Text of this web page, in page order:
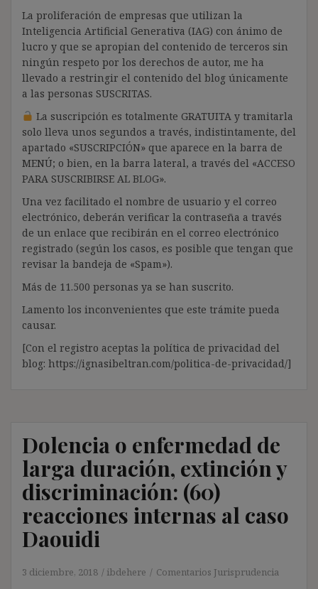
La proliferación de empresas que utilizan la
Inteligencia Artificial Generativa (IAG) con ánimo de
lucro y que se apropian del contenido de terceros sin
ningún respeto por los derechos de autor, me ha
llevado a restringir el contenido del blog únicamente
a las personas SUSCRITAS.
La suscripción es totalmente GRATUITA y tramitarla
solo lleva unos segundos a través, indistintamente, del
apartado «SUSCRIPCIÓN» que aparece en la barra de
MENÚ; o bien, en la barra lateral, a través del «ACCESO
PARA SUSCRIBIRSE AL BLOG».
Una vez facilitado el nombre de usuario y el correo
electrónico, deberán verificar la contraseña a través
de un enlace que recibirán en el correo electrónico
registrado (según los casos, es posible que tengan que
revisar la bandeja de «Spam»).
Más de 11.500 personas ya se han suscrito.
Lamento los inconvenientes que este trámite pueda
causar.
[Con el registro aceptas la política de privacidad del
blog: https://ignasibeltran.com/politica-de-privacidad/]
Dolencia o enfermedad de
larga duración, extinción y
discriminación: (60)
reacciones internas al caso
Daouidi
3 diciembre, 2018 ibdehere Comentarios Jurisprudencia